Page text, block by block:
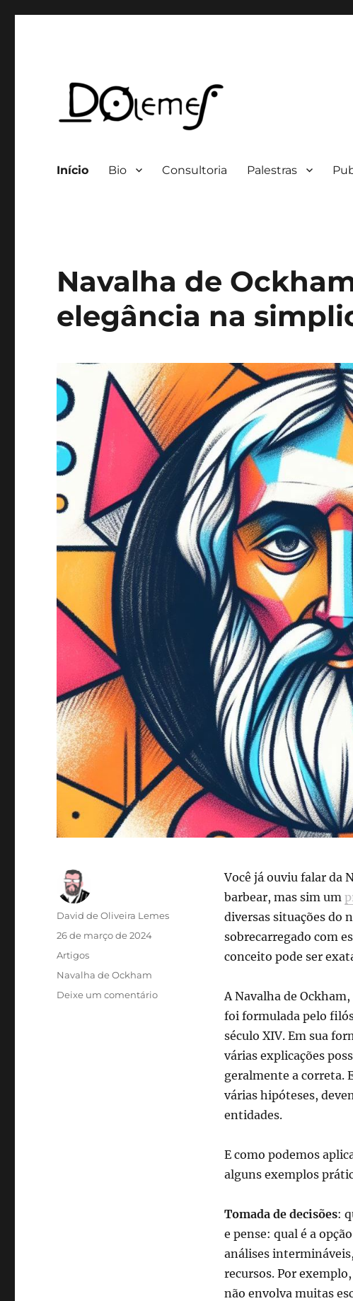
Início Bio Consultoria Palestras
Navalha de
elegância na
Você já ouviu falar da
barbear, mas sim um
diversas situações do
sobrecarregado com
conceito pode ser
A Navalha de
foi formulada pelo
século XIV. Em sua
várias explicações
geralmente a correta.
várias hipóteses,
entidades.
E como podemos
alguns exemplos
Tomada de decisões:
e pense: qual é a
análises
recursos. Por
não envolva muitas
Autor
David de Oliveira Lemes
Publicado
em
26 de março de 2024
Categorias
Artigos
Tags
Navalha de Ockham
Deixe um comentárioem